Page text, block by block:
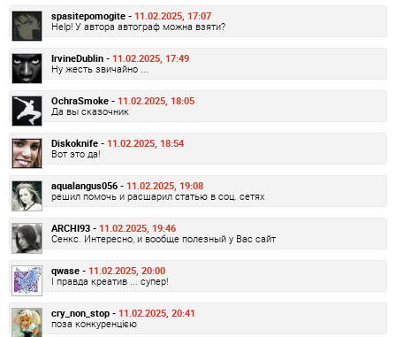
spasitepomogite - 11.02.2025, 17:07
Help! У автора автограф можна взяти?
IrvineDublin - 11.02.2025, 17:49
Ну жесть звичайно ...
OchraSmoke - 11.02.2025, 18:05
Да вы сказочник
Diskoknife - 11.02.2025, 18:54
Вот это да!
aqualangus056 - 11.02.2025, 19:08
решил помочь и расшарил статью в соц. сетях
ARCHI93 - 11.02.2025, 19:46
Сенкс. Интересно, и вообще полезный у Вас сайт
qwase - 11.02.2025, 20:00
І правда креатив ... супер!
cry_non_stop - 11.02.2025, 20:41
поза конкуренцією